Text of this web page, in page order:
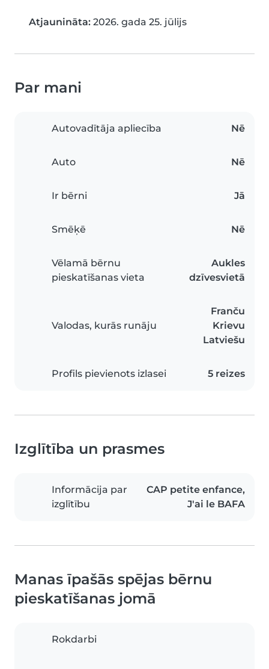
Atjaunināta: 2026. gada 25. jūlijs
Par mani
Autovadītāja apliecība Nē
Auto Nē
Ir bērni Jā
Smēķē Nē
Vēlamā bērnu
pieskatīšanas vieta
Aukles
dzīvesvietā
Valodas, kurās runāju
Franču
Krievu
Latviešu
Profils pievienots izlasei 5 reizes
Izglītība un prasmes
Informācija par
izglītību
CAP petite enfance,
J'ai le BAFA
Manas īpašās spējas bērnu
pieskatīšanas jomā
Rokdarbi